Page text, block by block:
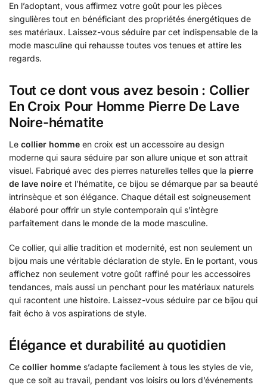
En l’adoptant, vous affirmez votre goût pour les pièces
singulières tout en bénéficiant des propriétés énergétiques de
ses matériaux. Laissez-vous séduire par cet indispensable de la
mode masculine qui rehausse toutes vos tenues et attire les
regards.
Tout ce dont vous avez besoin : Collier
En Croix Pour Homme Pierre De Lave
Noire-hématite
Le collier homme en croix est un accessoire au design
moderne qui saura séduire par son allure unique et son attrait
visuel. Fabriqué avec des pierres naturelles telles que la pierre
de lave noire et l’hématite, ce bijou se démarque par sa beauté
intrinsèque et son élégance. Chaque détail est soigneusement
élaboré pour offrir un style contemporain qui s’intègre
parfaitement dans le monde de la mode masculine.
Ce collier, qui allie tradition et modernité, est non seulement un
bijou mais une véritable déclaration de style. En le portant, vous
affichez non seulement votre goût raffiné pour les accessoires
tendances, mais aussi un penchant pour les matériaux naturels
qui racontent une histoire. Laissez-vous séduire par ce bijou qui
fait écho à vos aspirations de style.
Élégance et durabilité au quotidien
Ce collier homme s’adapte facilement à tous les styles de vie,
que ce soit au travail, pendant vos loisirs ou lors d’événements